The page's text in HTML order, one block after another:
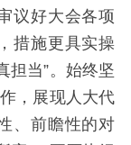
议好大会各项
措施更具实操
担当”。始终坚
，展现人大代
、前瞻性的对